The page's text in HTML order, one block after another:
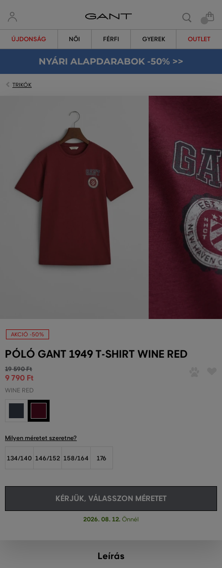
ÚJDONSÁG NŐI FÉRFI GYEREK OUTLET
NYÁRI ALAPDARABOK -50% >>
TRIKÓK
AKCIÓ -50%
PÓLÓ GANT 1949 T-SHIRT WINE RED
19 590 Ft
9 790 Ft
WINE RED
Milyen méretet szeretne?
134/140 146/152 158/164 176
KÉRJÜK, VÁLASSZON MÉRETET
2026. 08. 12. Önnél
Leírás